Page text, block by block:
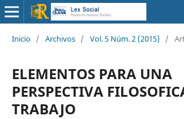
Inicio / Archivos / Vol. 5 Núm. 2 (2015) /
ELEMENTOS PARA UNA
PERSPECTIVA
TRABAJO